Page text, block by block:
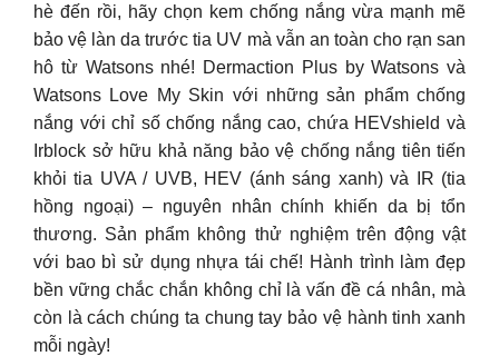
hè đến rồi, hãy chọn kem chống nắng vừa mạnh mẽ
bảo vệ làn da trước tia UV mà vẫn an toàn cho rạn san
hô từ Watsons nhé! Dermaction Plus by Watsons và
Watsons Love My Skin với những sản phẩm chống
nắng với chỉ số chống nắng cao, chứa HEVshield và
Irblock sở hữu khả năng bảo vệ chống nắng tiên tiến
khỏi tia UVA / UVB, HEV (ánh sáng xanh) và IR (tia
hồng ngoại) – nguyên nhân chính khiến da bị tổn
thương. Sản phẩm không thử nghiệm trên động vật
với bao bì sử dụng nhựa tái chế! Hành trình làm đẹp
bền vững chắc chắn không chỉ là vấn đề cá nhân, mà
còn là cách chúng ta chung tay bảo vệ hành tinh xanh
mỗi ngày!